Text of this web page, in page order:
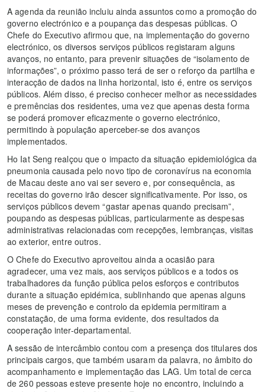
A agenda da reunião incluiu ainda assuntos como a promoção do
governo electrónico e a poupança das despesas públicas. O
Chefe do Executivo afirmou que, na implementação do governo
electrónico, os diversos serviços públicos registaram alguns
avanços, no entanto, para prevenir situações de “isolamento de
informações”, o próximo passo terá de ser o reforço da partilha e
interacção de dados na linha horizontal, isto é, entre os serviços
públicos. Além disso, é preciso conhecer melhor as necessidades
e premências dos residentes, uma vez que apenas desta forma
se poderá promover eficazmente o governo electrónico,
permitindo à população aperceber-se dos avanços
implementados.
Ho Iat Seng realçou que o impacto da situação epidemiológica da
pneumonia causada pelo novo tipo de coronavírus na economia
de Macau deste ano vai ser severo e, por consequência, as
receitas do governo irão descer significativamente. Por isso, os
serviços públicos devem “gastar apenas quando precisam”,
poupando as despesas públicas, particularmente as despesas
administrativas relacionadas com recepções, lembranças, visitas
ao exterior, entre outros.
O Chefe do Executivo aproveitou ainda a ocasião para
agradecer, uma vez mais, aos serviços públicos e a todos os
trabalhadores da função pública pelos esforços e contributos
durante a situação epidémica, sublinhando que apenas alguns
meses de prevenção e controlo da epidemia permitiram a
constatação, de uma forma evidente, dos resultados da
cooperação inter-departamental.
A sessão de intercâmbio contou com a presença dos titulares dos
principais cargos, que também usaram da palavra, no âmbito do
acompanhamento e implementação das LAG. Um total de cerca
de 260 pessoas esteve presente hoje no encontro, incluindo a